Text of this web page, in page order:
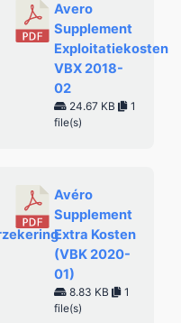
Avero
Supplement
Exploitatiekosten
VBX 2018-
02
24.67 KB
1
file(s)
Avéro
Supplement
Extra Kosten
(VBK 2020-
01)
8.83 KB
1
file(s)